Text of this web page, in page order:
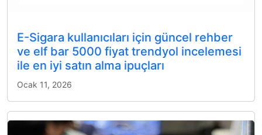
E-Sigara kullanıcıları için güncel rehber
ve elf bar 5000 fiyat trendyol incelemesi
ile en iyi satın alma ipuçları
Ocak 11, 2026